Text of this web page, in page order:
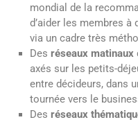
mondial de la
d’aider les membres à
via un cadre très
Desréseaux matinaux
axés sur les petits-
entre décideurs, dans
tournée vers le
Desréseaux